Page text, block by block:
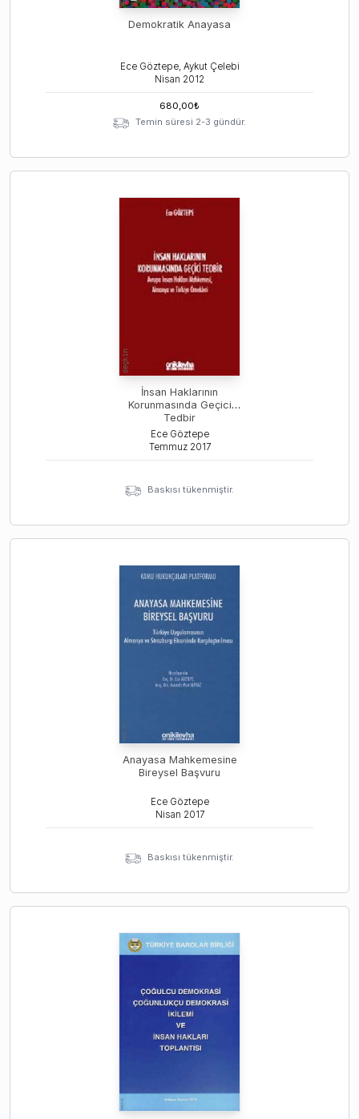
Demokratik Anayasa
Ece Göztepe, Aykut Çelebi
Nisan 2012
680,00₺
Temin süresi 2-3 gündür.
İnsan Haklarının
Korunmasında Geçici
Tedbir
Ece Göztepe
Temmuz 2017
Baskısı tükenmiştir.
Anayasa Mahkemesine
Bireysel Başvuru
Ece Göztepe
Nisan 2017
Baskısı tükenmiştir.